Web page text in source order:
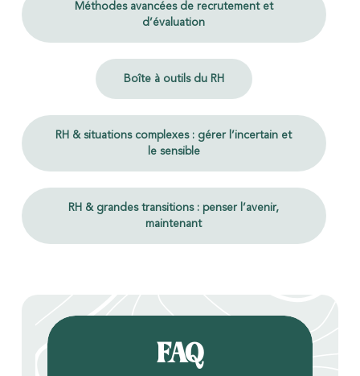
Méthodes avancées de recrutement et
d’évaluation
Boîte à outils du RH
RH & situations complexes : gérer l’incertain et
le sensible
RH & grandes transitions : penser l’avenir,
maintenant
FAQ